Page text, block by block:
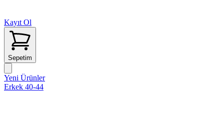
Kayıt Ol
Sepetim
Yeni Ürünler
Erkek 40-44